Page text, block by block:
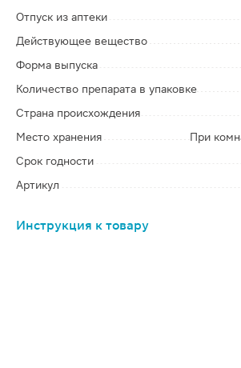
Отпуск из аптеки
Действующее вещество
Форма выпуска
Количество препарата в упаковке
Страна происхождения
Место хранения
При
Срок годности
Артикул
Инструкция к товару